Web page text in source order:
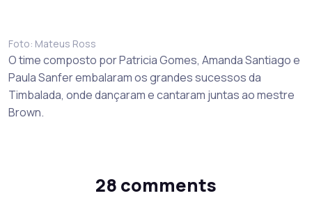
Foto: Mateus Ross
O time composto por Patricia Gomes, Amanda Santiago e
Paula Sanfer embalaram os grandes sucessos da
Timbalada, onde dançaram e cantaram juntas ao mestre
Brown.
28 comments